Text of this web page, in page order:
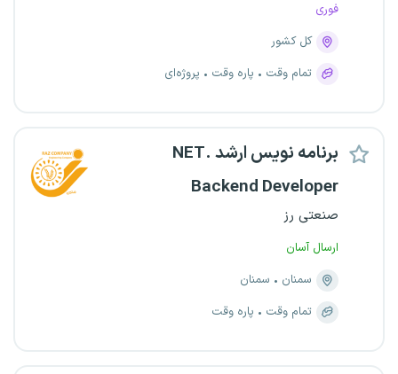
فوری
کل کشور
تمام وقت
پاره وقت پروژه‌ای
برنامه نویس ارشد .NET
Backend Developer
صنعتی رز
ارسال آسان
سمنان
سمنان
تمام وقت
پاره وقت